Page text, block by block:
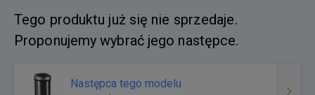
Tego produktu już się nie sprzedaje.
Proponujemy wybrać jego następce.
Następca tego modelu